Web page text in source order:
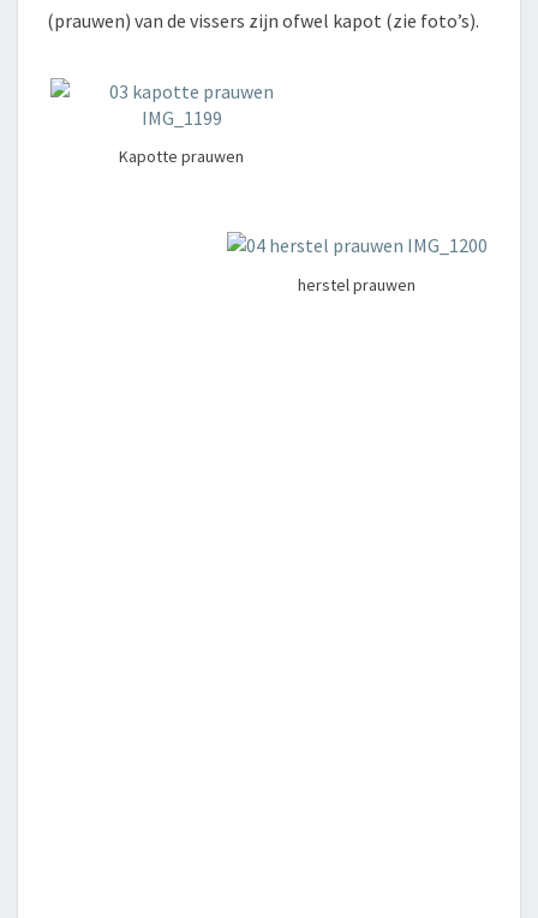
(prauwen) van de vissers zijn ofwel kapot (zie foto’s).
Kapotte prauwen
herstel prauwen